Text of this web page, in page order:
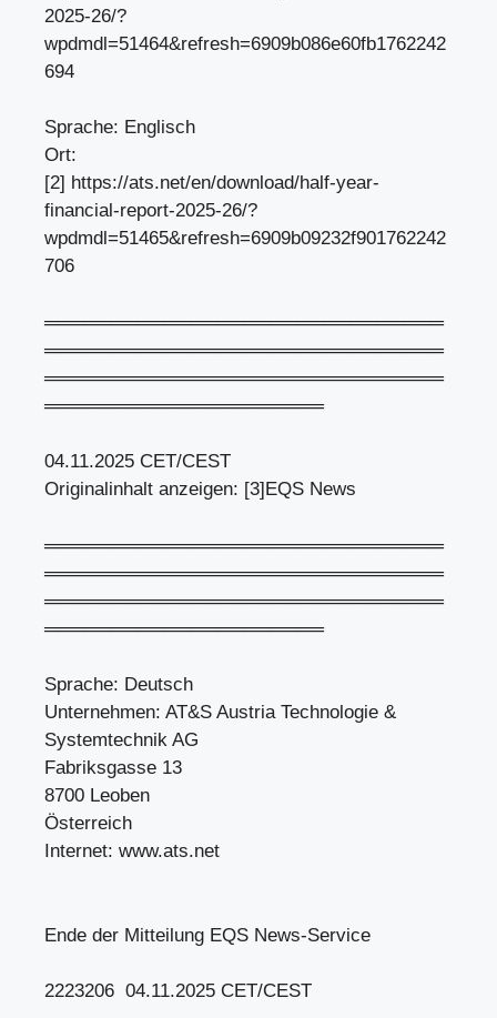
2025-26/?
wpdmdl=51464&refresh=6909b086e60fb1762242
694
Sprache: Englisch
Ort:
[2] https://ats.net/en/download/half-year-
financial-report-2025-26/?
wpdmdl=51465&refresh=6909b09232f901762242
706
══════════════════════════════
══════════════════════════════
══════════════════════════════
═════════════════════
04.11.2025 CET/CEST
Originalinhalt anzeigen: [3]EQS News
══════════════════════════════
══════════════════════════════
══════════════════════════════
═════════════════════
Sprache: Deutsch
Unternehmen: AT&S Austria Technologie &
Systemtechnik AG
Fabriksgasse 13
8700 Leoben
Österreich
Internet: www.ats.net
Ende der Mitteilung EQS News-Service
2223206 04.11.2025 CET/CEST